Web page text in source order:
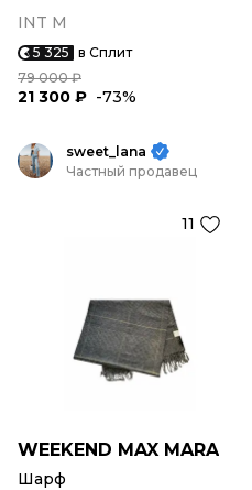
INT M
5 325 в Сплит
79 000 ₽
21 300 ₽ -73%
sweet_lana
Частный продавец
11
WEEKEND MAX MARA
Шарф